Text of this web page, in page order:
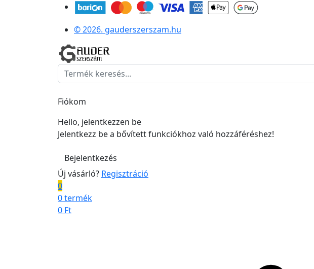
© 2026. gauderszerszam.hu
Fiókom
Hello, jelentkezzen be
Jelentkezz be a bővített funkciókhoz való hozzáféréshez!
Bejelentkezés
Új vásárló? Regisztráció
0
0 termék
0 Ft